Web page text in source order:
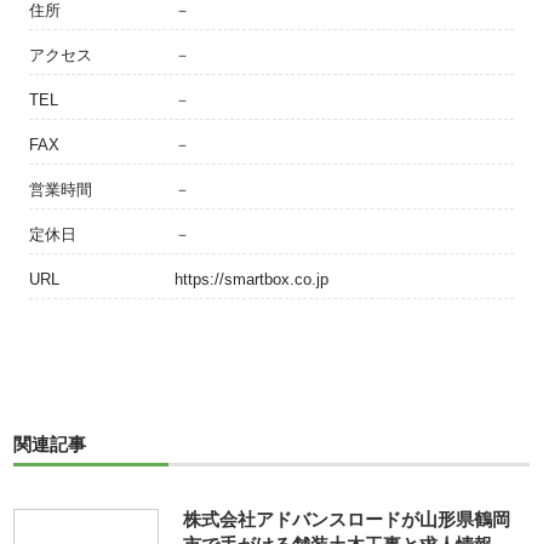
住所 －
アクセス －
TEL －
FAX －
営業時間 －
定休日 －
URL https://smartbox.co.jp
関連記事
株式会社アドバンスロードが山形県鶴岡